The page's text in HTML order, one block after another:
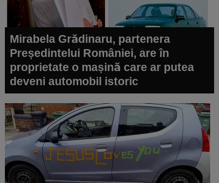
Mirabela Grădinaru, partenera
Președintelui României, are în
proprietate o mașină care ar putea
deveni automobil istoric